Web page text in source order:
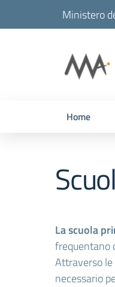
Ministero
Home
La scuola
frequentano
Attraverso le
necessario